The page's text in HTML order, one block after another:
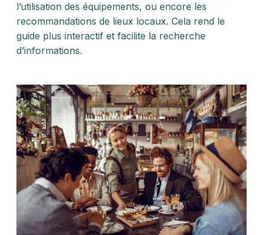
l’utilisation des équipements, ou encore les
recommandations de lieux locaux. Cela rend le
guide plus interactif et facilite la recherche
d’informations.